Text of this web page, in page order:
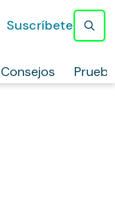
Consejos
Suscríbete